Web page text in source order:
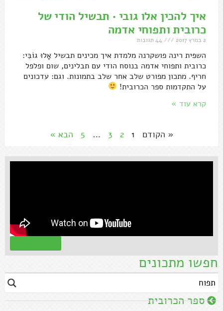
חפשו מתכונים
ספר הכרובית
איך להכין אלו גובי • תבשיל הודי של
כרובית ותפוחי אדמה
2 במרץ 2017
השפית רינה פושקרנה מלמדת איך מכינים תבשיל אָלוּ גוֹבִּי:
כרובית ותפוחי אדמה בנוסח הודי עם תבלינים, שום ופלפל
חריף. מתכון מפורט שלב אחר שלב בתמונות. וגם: עדכונים
על התקדמות ספר הכרובית!
קרא עוד »
« הקודם 1
2
3
…
5 הבא »